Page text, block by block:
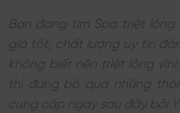
Bạn đang tìm Spa triệt lông
giá tốt, chất lượng uy tín
không biết nên triệt lông
thì đừng bỏ qua những
cung cấp ngay sau đây bởi